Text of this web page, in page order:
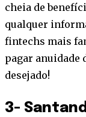
cheia de
qualquer
fintechs mais
pagar anuidade
desejado!
3-